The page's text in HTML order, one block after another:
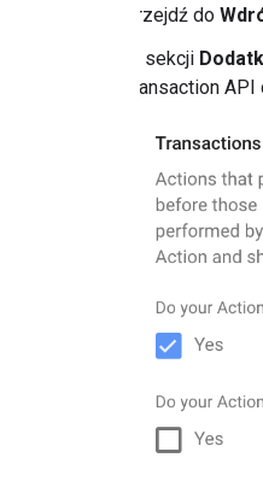
Przejdź do
W sekcji
Transaction